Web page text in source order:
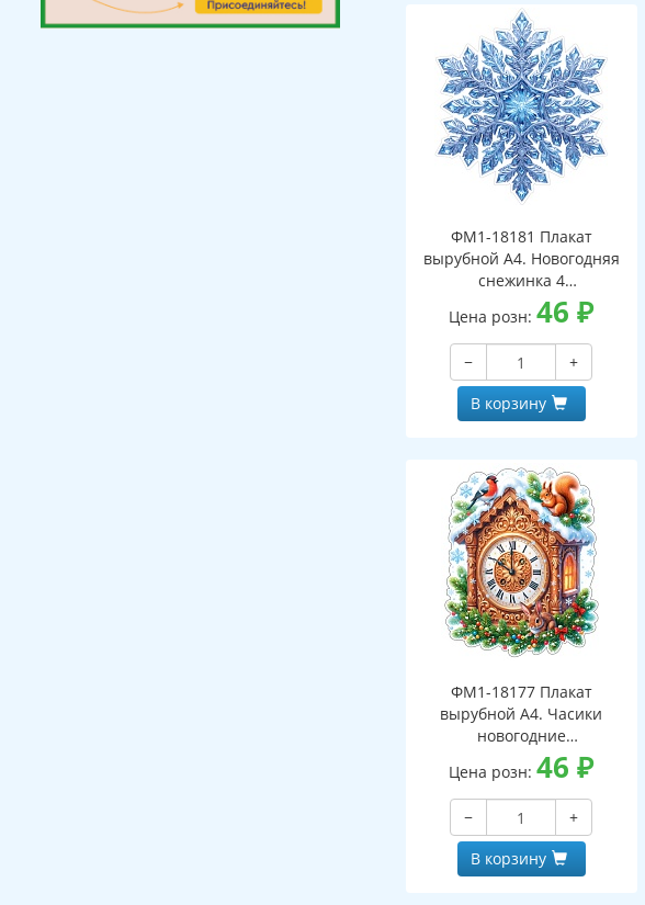
ФМ1-18181 Плакат
вырубной А4. Новогодняя
снежинка 4
(двухсторонний, ВД-лак)
Цена розн:46₽
−
+
В корзину
ФМ1-18177 Плакат
вырубной А4. Часики
новогодние
(двухсторонний, ВД-лак)
Цена розн:46₽
−
+
В корзину